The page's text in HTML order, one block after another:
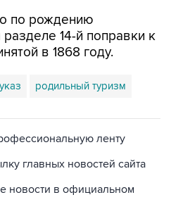
по рождению
14-й поправки к
в 1868 году.
указ родильный туризм
ленту
главных новостей сайта
новости в официальном